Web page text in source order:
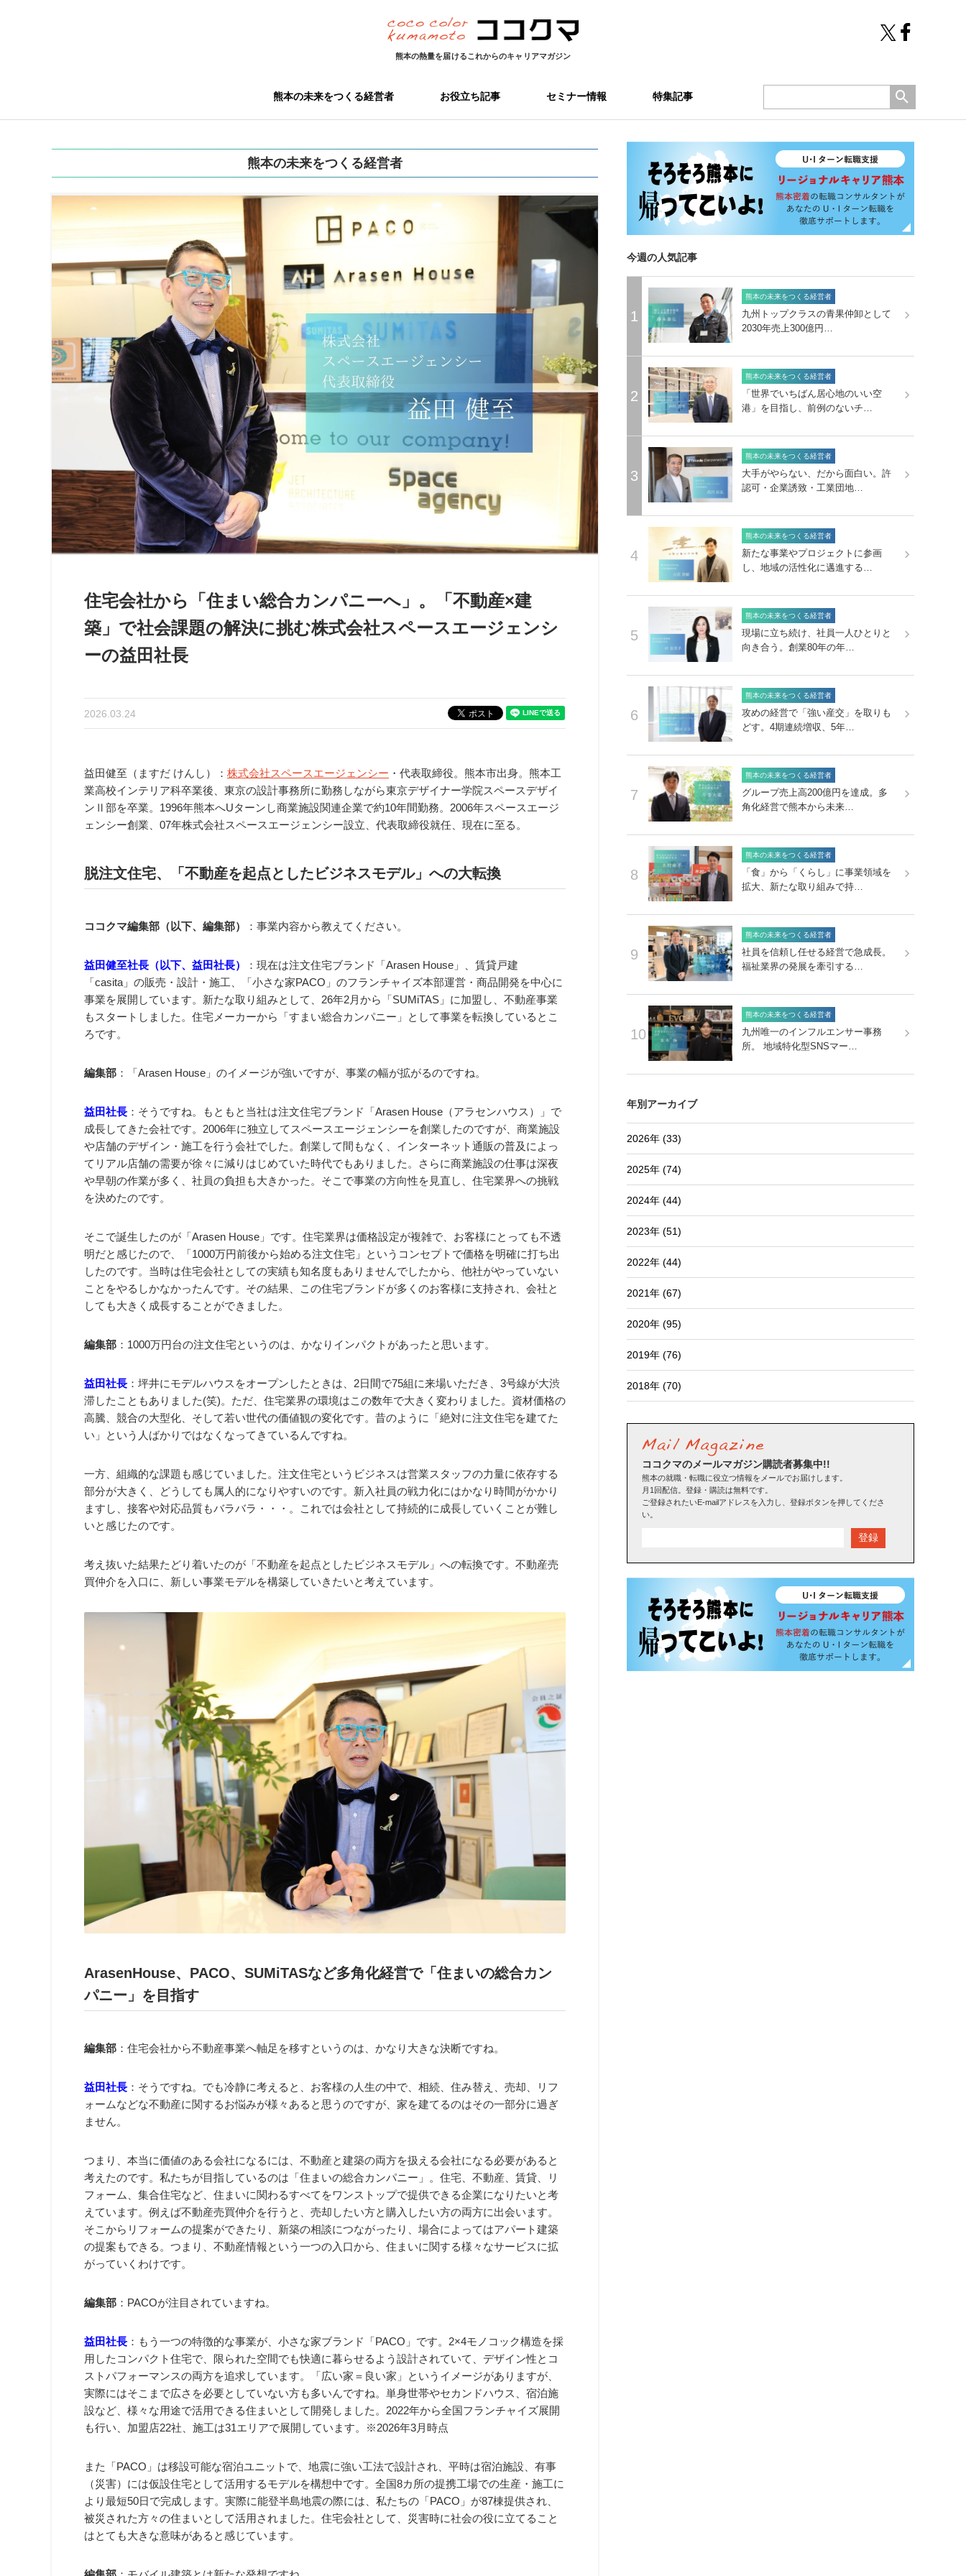
熊本の熱量を届けるこれからのキャリアマガジン
熊本の未来をつくる経営者 お役立ち記事 セミナー情報 特集記事
熊本の未来をつくる経営者
住宅会社から「住まい総合カンパニーへ」。「不動産×建
築」で社会課題の解決に挑む株式会社スペースエージェンシ
ーの益田社長
2026.03.24
益田健至（ますだ けんし）： 株式会社スペースエージェンシー ・代表取締役。熊本市出身。熊本工
業高校インテリア科卒業後、東京の設計事務所に勤務しながら東京デザイナー学院スペースデザイ
ンⅡ部を卒業。1996年熊本へUターンし商業施設関連企業で約10年間勤務。2006年スペースエージ
ェンシー創業、07年株式会社スペースエージェンシー設立、代表取締役就任、現在に至る。
脱注文住宅、「不動産を起点としたビジネスモデル」への大転換
ココクマ編集部（以下、編集部） ：事業内容から教えてください。
益田健至社長（以下、益田社長）
：現在は注文住宅ブランド「Arasen House」、賃貸戸建
「casita」の販売・設計・施工、「小さな家PACO」のフランチャイズ本部運営・商品開発を中心に
事業を展開しています。新たな取り組みとして、26年2月から「SUMiTAS」に加盟し、不動産事業
もスタートしました。住宅メーカーから「すまい総合カンパニー」として事業を転換しているとこ
ろです。
編集部 ：「Arasen House」のイメージが強いですが、事業の幅が拡がるのですね。
益田社長 ：そうですね。もともと当社は注文住宅ブランド「Arasen House（アラセンハウス）」で
成長してきた会社です。2006年に独立してスペースエージェンシーを創業したのですが、商業施設
や店舗のデザイン・施工を行う会社でした。創業して間もなく、インターネット通販の普及によっ
てリアル店舗の需要が徐々に減りはじめていた時代でもありました。さらに商業施設の仕事は深夜
や早朝の作業が多く、社員の負担も大きかった。そこで事業の方向性を見直し、住宅業界への挑戦
を決めたのです。
そこで誕生したのが「Arasen House」です。住宅業界は価格設定が複雑で、お客様にとっても不透
明だと感じたので、「1000万円前後から始める注文住宅」というコンセプトで価格を明確に打ち出
したのです。当時は住宅会社としての実績も知名度もありませんでしたから、他社がやっていない
ことをやるしかなかったんです。その結果、この住宅ブランドが多くのお客様に支持され、会社と
しても大きく成長することができました。
編集部 ：1000万円台の注文住宅というのは、かなりインパクトがあったと思います。
益田社長 ：坪井にモデルハウスをオープンしたときは、2日間で75組に来場いただき、3号線が大渋
滞したこともありました(笑)。ただ、住宅業界の環境はこの数年で大きく変わりました。資材価格の
高騰、競合の大型化、そして若い世代の価値観の変化です。昔のように「絶対に注文住宅を建てた
い」という人ばかりではなくなってきているんですね。
一方、組織的な課題も感じていました。注文住宅というビジネスは営業スタッフの力量に依存する
部分が大きく、どうしても属人的になりやすいのです。新入社員の戦力化にはかなり時間がかかり
ますし、接客や対応品質もバラバラ・・・。これでは会社として持続的に成長していくことが難し
いと感じたのです。
考え抜いた結果たどり着いたのが「不動産を起点としたビジネスモデル」への転換です。不動産売
買仲介を入口に、新しい事業モデルを構築していきたいと考えています。
ArasenHouse、PACO、SUMiTASなど多角化経営で「住まいの総合カン
パニー」を目指す
編集部 ：住宅会社から不動産事業へ軸足を移すというのは、かなり大きな決断ですね。
益田社長 ：そうですね。でも冷静に考えると、お客様の人生の中で、相続、住み替え、売却、リフ
ォームなどな不動産に関するお悩みが様々あると思うのですが、家を建てるのはその一部分に過ぎ
ません。
つまり、本当に価値のある会社になるには、不動産と建築の両方を扱える会社になる必要があると
考えたのです。私たちが目指しているのは「住まいの総合カンパニー」。住宅、不動産、賃貸、リ
フォーム、集合住宅など、住まいに関わるすべてをワンストップで提供できる企業になりたいと考
えています。例えば不動産売買仲介を行うと、売却したい方と購入したい方の両方に出会います。
そこからリフォームの提案ができたり、新築の相談につながったり、場合によってはアパート建築
の提案もできる。つまり、不動産情報という一つの入口から、住まいに関する様々なサービスに拡
がっていくわけです。
編集部 ：PACOが注目されていますね。
益田社長 ：もう一つの特徴的な事業が、小さな家ブランド「PACO」です。2×4モノコック構造を採
用したコンパクト住宅で、限られた空間でも快適に暮らせるよう設計されていて、デザイン性とコ
ストパフォーマンスの両方を追求しています。「広い家＝良い家」というイメージがありますが、
実際にはそこまで広さを必要としていない方も多いんですね。単身世帯やセカンドハウス、宿泊施
設など、様々な用途で活用できる住まいとして開発しました。2022年から全国フランチャイズ展開
も行い、加盟店22社、施工は31エリアで展開しています。※2026年3月時点
また「PACO」は移設可能な宿泊ユニットで、地震に強い工法で設計され、平時は宿泊施設、有事
（災害）には仮設住宅として活用するモデルを構想中です。全国8カ所の提携工場での生産・施工に
より最短50日で完成します。実際に能登半島地震の際には、私たちの「PACO」が87棟提供され、
被災された方々の住まいとして活用されました。住宅会社として、災害時に社会の役に立てること
はとても大きな意味があると感じています。
今週の人気記事
1
熊本の未来をつくる経営者
九州トップクラスの青果仲卸として
2030年売上300億円…
2
熊本の未来をつくる経営者
「世界でいちばん居心地のいい空
港」を目指し、前例のないチ…
3
熊本の未来をつくる経営者
大手がやらない、だから面白い。許
認可・企業誘致・工業団地…
4
熊本の未来をつくる経営者
新たな事業やプロジェクトに参画
し、地域の活性化に邁進する…
5
熊本の未来をつくる経営者
現場に立ち続け、社員一人ひとりと
向き合う。創業80年の年…
6
熊本の未来をつくる経営者
攻めの経営で「強い産交」を取りも
どす。4期連続増収、5年…
7
熊本の未来をつくる経営者
グループ売上高200億円を達成。多
角化経営で熊本から未来…
8
熊本の未来をつくる経営者
「食」から「くらし」に事業領域を
拡大、新たな取り組みで持…
9
熊本の未来をつくる経営者
社員を信頼し任せる経営で急成長。
福祉業界の発展を牽引する…
10
熊本の未来をつくる経営者
九州唯一のインフルエンサー事務
所。 地域特化型SNSマー…
年別アーカイブ
2026年 (33)
2025年 (74)
2024年 (44)
2023年 (51)
2022年 (44)
2021年 (67)
2020年 (95)
2019年 (76)
2018年 (70)
ココクマのメールマガジン購読者募集中!!
熊本の就職・転職に役立つ情報をメールでお届けします。
月1回配信。登録・購読は無料です。
ご登録されたいE-mailアドレスを入力し、登録ボタンを押してくださ
い。
登録